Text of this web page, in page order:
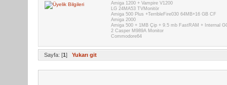
Amiga 1200 + Vampire V1200
LG 24MA53 TVMonitör
Amiga 500 Plus +TerribleFire030 64MB+16 GB CF
Amiga 2000
Amiga 500 + 1MB Çip + 9.5 mb FastRAM + Internal
2 Casper M989A Monitor
Commodore64
Sayfa: [1] Yukarı git